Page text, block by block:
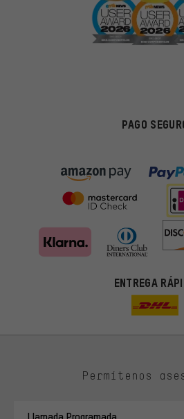
PAGO
ENTREGA
Permítenos